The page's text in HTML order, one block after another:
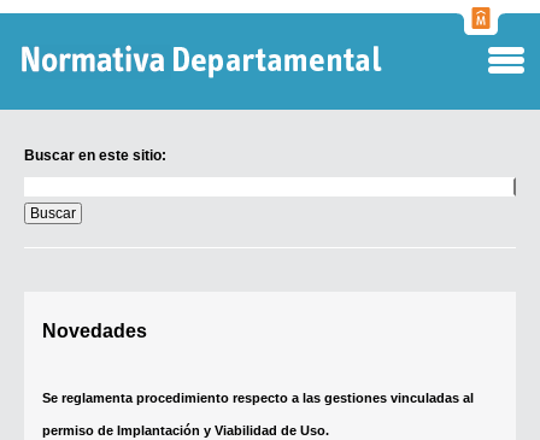
Buscar en este sitio:
en
este
sitio:
Novedades
Se reglamenta procedimiento respecto a las gestiones vinculadas al
permiso de Implantación y Viabilidad de Uso.